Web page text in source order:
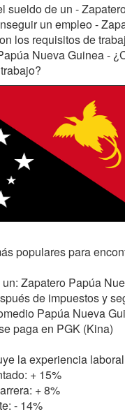
sueldo de un -
un empleo -
los requisitos de
Nueva Guinea -
populares para
Zapatero Papúa
de impuestos y
Papúa Nueva
paga en PGK (Kina)
la experiencia
+ 15%
+ 8%
- 14%